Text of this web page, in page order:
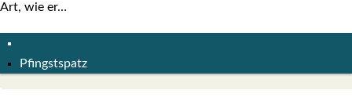
Art, wie er…
Pfingstspatz